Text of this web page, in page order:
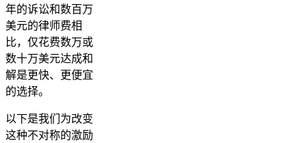
年的诉讼和数百万
美元的律师费相
比，仅花费数万或
数十万美元达成和
解是更快、更便宜
的选择。
以下是我们为改变
这种不对称的激励